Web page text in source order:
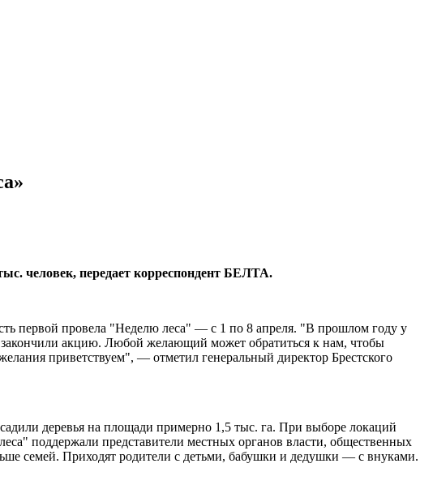
человек, передает корреспондент БЕЛТА.
первой провела "Неделю леса" — с 1 по 8 апреля. "В прошлом году у
акцию. Любой желающий может обратиться к нам, чтобы
приветствуем", — отметил генеральный директор Брестского
деревья на площади примерно 1,5 тыс. га. При выборе локаций
поддержали представители местных органов власти, общественных
семей. Приходят родители с детьми, бабушки и дедушки — с внуками.